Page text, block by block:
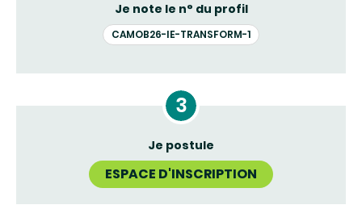
Je note le n° du profil
CAMOB26-IE-TRANSFORM-1
Je postule
ESPACE D'INSCRIPTION